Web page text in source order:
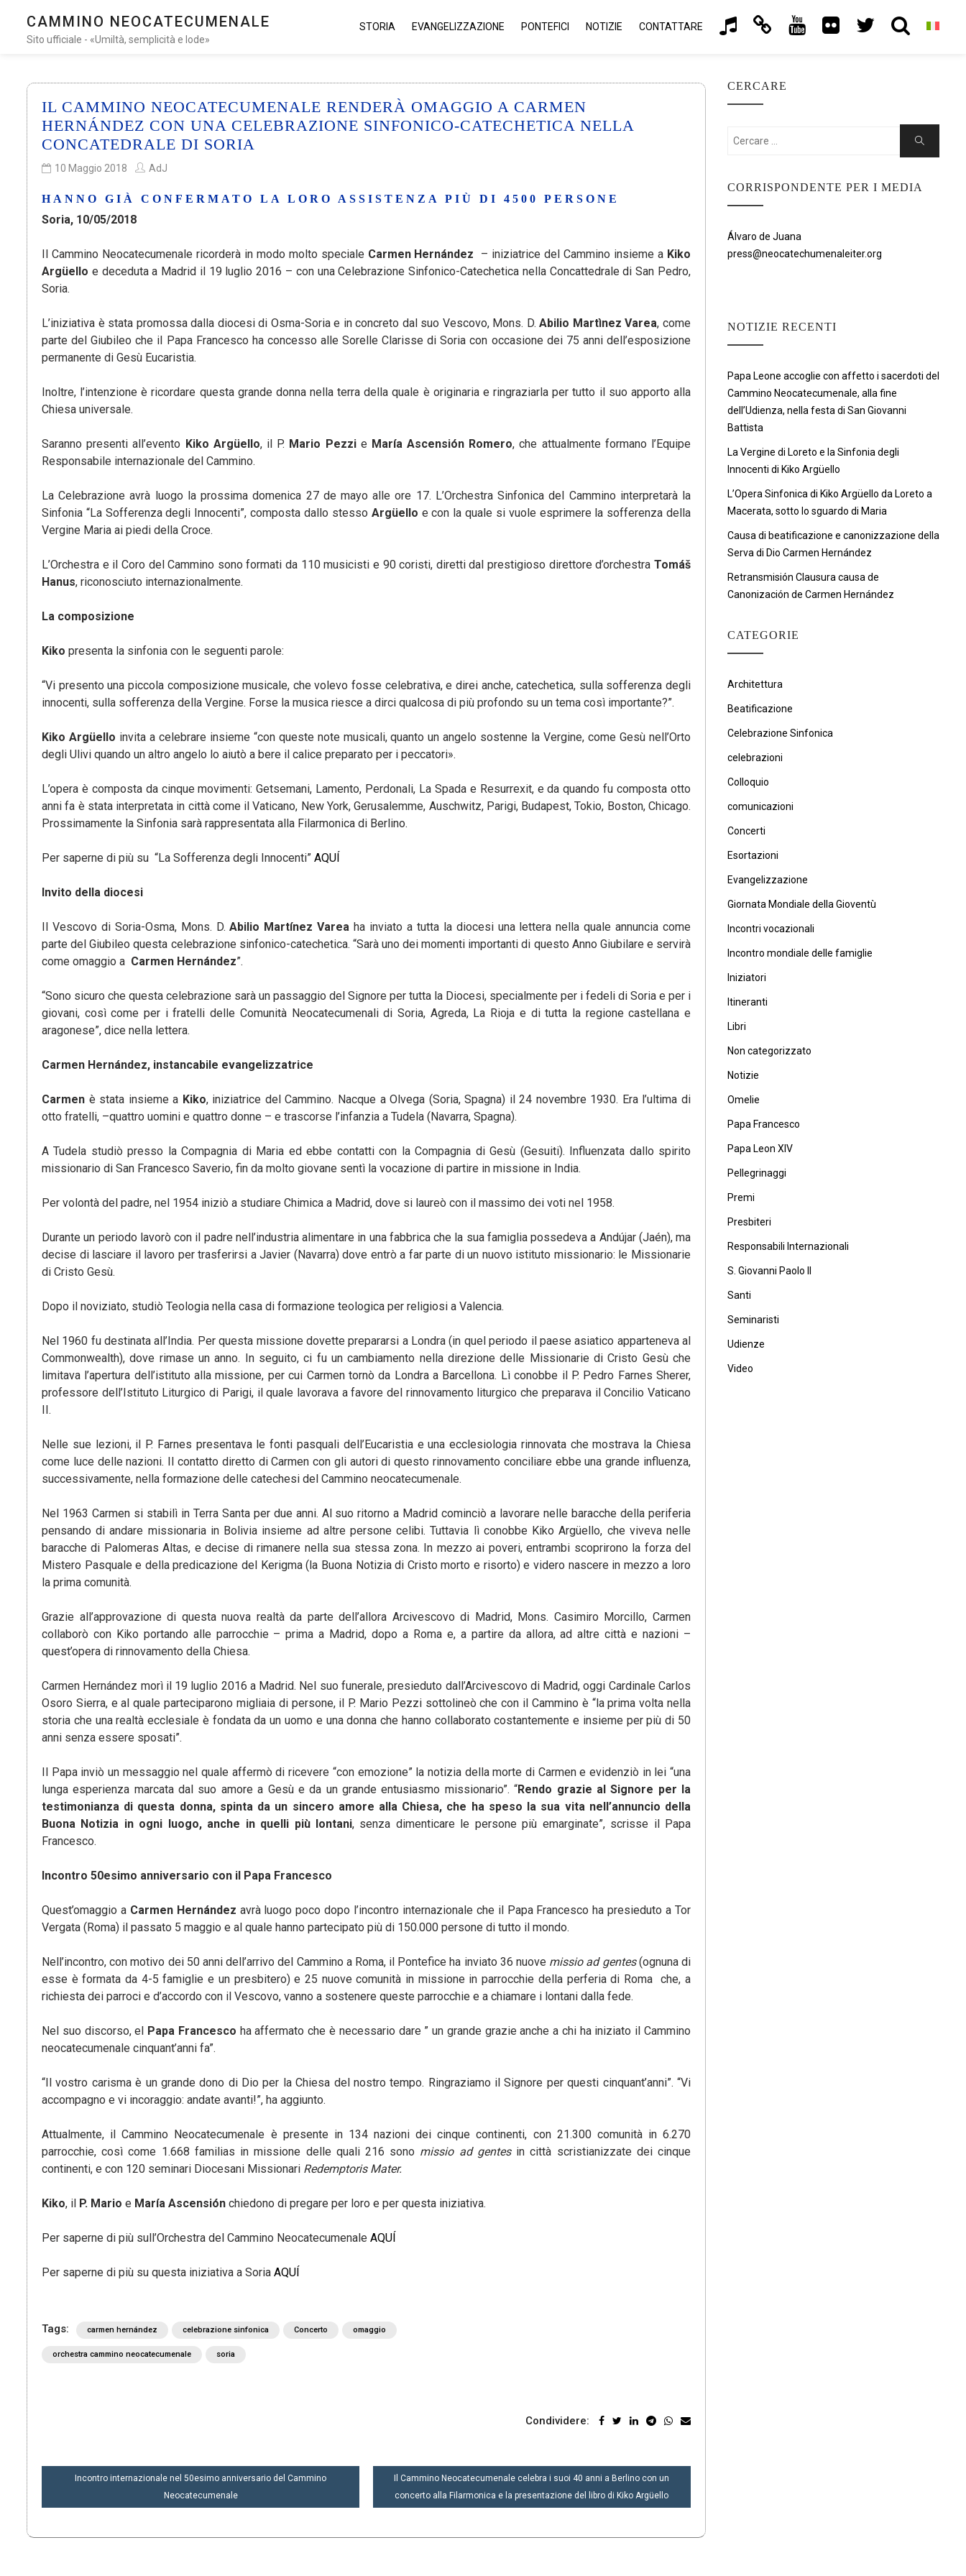
CAMMINO NEOCATECUMENALE
Sito ufficiale - «Umiltà, semplicità e lode»
STORIA EVANGELIZZAZIONE PONTEFICI NOTIZIE CONTATTARE
IL CAMMINO NEOCATECUMENALE RENDERÀ OMAGGIO A CARMEN
HERNÁNDEZ CON UNA CELEBRAZIONE SINFONICO-CATECHETICA NELLA
CONCATEDRALE DI SORIA
10 Maggio 2018 AdJ
HANNO GIÀ CONFERMATO LA LORO ASSISTENZA PIÙ DI 4500 PERSONE
Soria, 10/05/2018
Il Cammino Neocatecumenale ricorderà in modo molto speciale Carmen Hernández – iniziatrice del Cammino insieme a Kiko
Argüello e deceduta a Madrid il 19 luglio 2016 – con una Celebrazione Sinfonico-Catechetica nella Concattedrale di San Pedro,
Soria.
L’iniziativa è stata promossa dalla diocesi di Osma-Soria e in concreto dal suo Vescovo, Mons. D.Abilio Martìnez Varea, come
parte del Giubileo che il Papa Francesco ha concesso alle Sorelle Clarisse di Soria con occasione dei 75 anni dell’esposizione
permanente di Gesù Eucaristia.
Inoltre, l’intenzione è ricordare questa grande donna nella terra della quale è originaria e ringraziarla per tutto il suo apporto alla
Chiesa universale.
Saranno presenti all’evento Kiko Argüello, il P. Mario Pezzi e María Ascensión Romero, che attualmente formano l’Equipe
Responsabile internazionale del Cammino.
La Celebrazione avrà luogo la prossima domenica 27 de mayo alle ore 17. L’Orchestra Sinfonica del Cammino interpretarà la
Sinfonia “La Sofferenza degli Innocenti”, composta dallo stesso Argüello e con la quale si vuole esprimere la sofferenza della
Vergine Maria ai piedi della Croce.
L’Orchestra e il Coro del Cammino sono formati da 110 musicisti e 90 coristi, diretti dal prestigioso direttore d’orchestra Tomáš
Hanus, riconosciuto internazionalmente.
La composizione
Kiko presenta la sinfonia con le seguenti parole:
“Vi presento una piccola composizione musicale, che volevo fosse celebrativa, e direi anche, catechetica, sulla sofferenza degli
innocenti, sulla sofferenza della Vergine. Forse la musica riesce a dirci qualcosa di più profondo su un tema così importante?”.
Kiko Argüello invita a celebrare insieme “con queste note musicali, quanto un angelo sostenne la Vergine, come Gesù nell’Orto
degli Ulivi quando un altro angelo lo aiutò a bere il calice preparato per i peccatori».
L’opera è composta da cinque movimenti: Getsemani, Lamento, Perdonali, La Spada e Resurrexit, e da quando fu composta otto
anni fa è stata interpretata in città come il Vaticano, New York, Gerusalemme, Auschwitz, Parigi, Budapest, Tokio, Boston, Chicago.
Prossimamente la Sinfonia sarà rappresentata alla Filarmonica di Berlino.
Per saperne di più su “La Sofferenza degli Innocenti” AQUÍ
Invito della diocesi
Il Vescovo di Soria-Osma, Mons. D. Abilio Martínez Varea ha inviato a tutta la diocesi una lettera nella quale annuncia come
parte del Giubileo questa celebrazione sinfonico-catechetica. “Sarà uno dei momenti importanti di questo Anno Giubilare e servirà
come omaggio a Carmen Hernández”.
“Sono sicuro che questa celebrazione sarà un passaggio del Signore per tutta la Diocesi, specialmente per i fedeli di Soria e per i
giovani, così come per i fratelli delle Comunità Neocatecumenali di Soria, Agreda, La Rioja e di tutta la regione castellana e
aragonese”, dice nella lettera.
Carmen Hernández, instancabile evangelizzatrice
Carmen è stata insieme a Kiko, iniziatrice del Cammino. Nacque a Olvega (Soria, Spagna) il 24 novembre 1930. Era l’ultima di
otto fratelli, –quattro uomini e quattro donne – e trascorse l’infanzia a Tudela (Navarra, Spagna).
A Tudela studiò presso la Compagnia di Maria ed ebbe contatti con la Compagnia di Gesù (Gesuiti). Influenzata dallo spirito
missionario di San Francesco Saverio, fin da molto giovane sentì la vocazione di partire in missione in India.
Per volontà del padre, nel 1954 iniziò a studiare Chimica a Madrid, dove si laureò con il massimo dei voti nel 1958.
Durante un periodo lavorò con il padre nell’industria alimentare in una fabbrica che la sua famiglia possedeva a Andújar (Jaén), ma
decise di lasciare il lavoro per trasferirsi a Javier (Navarra) dove entrò a far parte di un nuovo istituto missionario: le Missionarie
di Cristo Gesù.
Dopo il noviziato, studiò Teologia nella casa di formazione teologica per religiosi a Valencia.
Nel 1960 fu destinata all’India. Per questa missione dovette prepararsi a Londra (in quel periodo il paese asiatico apparteneva al
Commonwealth), dove rimase un anno. In seguito, ci fu un cambiamento nella direzione delle Missionarie di Cristo Gesù che
limitava l’apertura dell’istituto alla missione, per cui Carmen tornò da Londra a Barcellona. Lì conobbe il P. Pedro Farnes Sherer,
professore dell’Istituto Liturgico di Parigi, il quale lavorava a favore del rinnovamento liturgico che preparava il Concilio Vaticano
II.
Nelle sue lezioni, il P. Farnes presentava le fonti pasquali dell’Eucaristia e una ecclesiologia rinnovata che mostrava la Chiesa
come luce delle nazioni. Il contatto diretto di Carmen con gli autori di questo rinnovamento conciliare ebbe una grande influenza,
successivamente, nella formazione delle catechesi del Cammino neocatecumenale.
Nel 1963 Carmen si stabilì in Terra Santa per due anni. Al suo ritorno a Madrid cominciò a lavorare nelle baracche della periferia
pensando di andare missionaria in Bolivia insieme ad altre persone celibi. Tuttavia lì conobbe Kiko Argüello, che viveva nelle
baracche di Palomeras Altas, e decise di rimanere nella sua stessa zona. In mezzo ai poveri, entrambi scoprirono la forza del
Mistero Pasquale e della predicazione del Kerigma (la Buona Notizia di Cristo morto e risorto) e videro nascere in mezzo a loro
la prima comunità.
Grazie all’approvazione di questa nuova realtà da parte dell’allora Arcivescovo di Madrid, Mons. Casimiro Morcillo, Carmen
collaborò con Kiko portando alle parrocchie – prima a Madrid, dopo a Roma e, a partire da allora, ad altre città e nazioni –
quest’opera di rinnovamento della Chiesa.
Carmen Hernández morì il 19 luglio 2016 a Madrid. Nel suo funerale, presieduto dall’Arcivescovo di Madrid, oggi Cardinale Carlos
Osoro Sierra, e al quale parteciparono migliaia di persone, il P. Mario Pezzi sottolineò che con il Cammino è “la prima volta nella
storia che una realtà ecclesiale è fondata da un uomo e una donna che hanno collaborato costantemente e insieme per più di 50
anni senza essere sposati”.
Il Papa inviò un messaggio nel quale affermò di ricevere “con emozione” la notizia della morte di Carmen e evidenziò in lei “una
lunga esperienza marcata dal suo amore a Gesù e da un grande entusiasmo missionario”. “Rendo grazie al Signore per la
testimonianza di questa donna, spinta da un sincero amore alla Chiesa, che ha speso la sua vita nell’annuncio della
Buona Notizia in ogni luogo, anche in quelli più lontani, senza dimenticare le persone più emarginate”, scrisse il Papa
Francesco.
Incontro 50esimo anniversario con il Papa Francesco
Quest’omaggio a Carmen Hernández avrà luogo poco dopo l’incontro internazionale che il Papa Francesco ha presieduto a Tor
Vergata (Roma) il passato 5 maggio e al quale hanno partecipato più di 150.000 persone di tutto il mondo.
Nell’incontro, con motivo dei 50 anni dell’arrivo del Cammino a Roma, il Pontefice ha inviato 36 nuove missio ad gentes(ognuna di
esse è formata da 4-5 famiglie e un presbitero) e 25 nuove comunità in missione in parrocchie della perferia di Roma che, a
richiesta dei parroci e d’accordo con il Vescovo, vanno a sostenere queste parrocchie e a chiamare i lontani dalla fede.
Nel suo discorso, el Papa Francesco ha affermato che è necessario dare ” un grande grazie anche a chi ha iniziato il Cammino
neocatecumenale cinquant’anni fa”.
“Il vostro carisma è un grande dono di Dio per la Chiesa del nostro tempo. Ringraziamo il Signore per questi cinquant’anni”. “Vi
accompagno e vi incoraggio: andate avanti!”, ha aggiunto.
Attualmente, il Cammino Neocatecumenale è presente in 134 nazioni dei cinque continenti, con 21.300 comunità in 6.270
parrocchie, così come 1.668 familias in missione delle quali 216 sono missio ad gentesin città scristianizzate dei cinque
continenti, e con 120 seminari Diocesani Missionari Redemptoris Mater.
Kiko, il P. Mario e María Ascensión chiedono di pregare per loro e per questa iniziativa.
Per saperne di più sull’Orchestra del Cammino Neocatecumenale AQUÍ
Per saperne di più su questa iniziativa a Soria AQUÍ
Tags: carmen hernández celebrazione sinfonica Concerto omaggio
orchestra cammino neocatecumenale soria
Condividere:
NAVIGAZIONE
Incontro internazionale nel 50esimo anniversario del Cammino
Neocatecumenale
Il Cammino Neocatecumenale celebra i suoi 40 anni a Berlino con un
concerto alla Filarmonica e la presentazione del libro di Kiko Argüello
CERCARE
Cercare:
Ricerca
CORRISPONDENTE PER I MEDIA
Álvaro de Juana
press@neocatechumenaleiter.org
NOTIZIE RECENTI
Papa Leone accoglie con affetto i sacerdoti del
Cammino Neocatecumenale, alla fine
dell’Udienza, nella festa di San Giovanni
Battista
La Vergine di Loreto e la Sinfonia degli
Innocenti di Kiko Argüello
L’Opera Sinfonica di Kiko Argüello da Loreto a
Macerata, sotto lo sguardo di Maria
Causa di beatificazione e canonizzazione della
Serva di Dio Carmen Hernández
Retransmisión Clausura causa de
Canonización de Carmen Hernández
CATEGORIE
Architettura
Beatificazione
Celebrazione Sinfonica
celebrazioni
Colloquio
comunicazioni
Concerti
Esortazioni
Evangelizzazione
Giornata Mondiale della Gioventù
Incontri vocazionali
Incontro mondiale delle famiglie
Iniziatori
Itineranti
Libri
Non categorizzato
Notizie
Omelie
Papa Francesco
Papa Leon XIV
Pellegrinaggi
Premi
Presbiteri
Responsabili Internazionali
S. Giovanni Paolo II
Santi
Seminaristi
Udienze
Video